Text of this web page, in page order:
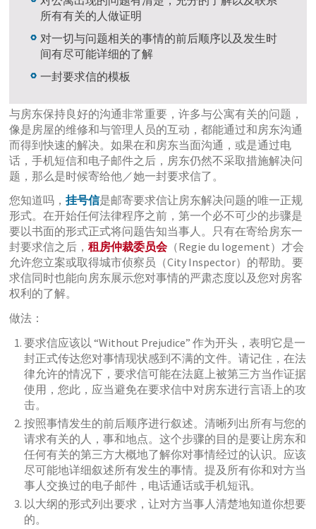
所有有关的人做证明
对一切与问题相关的事情的前后顺序以及发生时
间有尽可能详细的了解
一封要求信的模板
与房东保持良好的沟通非常重要，许多与公寓有关的问题，
像是房屋的维修和与管理人员的互动，都能通过和房东沟通
而得到快速的解决。如果在和房东当面沟通，或是通过电
话，手机短信和电子邮件之后，房东仍然不采取措施解决问
题，那么是时候寄给他／她一封要求信了。
您知道吗，挂号信是邮寄要求信让房东解决问题的唯一正规
形式。在开始任何法律程序之前，第一个必不可少的步骤是
要以书面的形式正式将问题告知当事人。只有在寄给房东一
封要求信之后，租房仲裁委员会（Regie du logement）才会
允许您立案或取得城市侦察员（City Inspector）的帮助。要
求信同时也能向房东展示您对事情的严肃态度以及您对房客
权利的了解。
做法：
要求信应该以 “Without Prejudice” 作为开头，表明它是一
封正式传达您对事情现状感到不满的文件。请记住，在法
律允许的情况下，要求信可能在法庭上被第三方当作证据
使用，您此，应当避免在要求信中对房东进行言语上的攻
击。
按照事情发生的前后顺序进行叙述。清晰列出所有与您的
请求有关的人，事和地点。这个步骤的目的是要让房东和
任何有关的第三方大概地了解你对事情经过的认识。应该
尽可能地详细叙述所有发生的事情。提及所有你和对方当
事人交换过的电子邮件，电话通话或手机短讯。
以大纲的形式列出要求，让对方当事人清楚地知道你想要
的。